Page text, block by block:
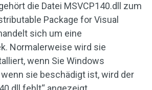
die Datei MSVCP140.dll zum
Package for Visual
sich um eine
Normalerweise wird sie
wenn Sie Windows
sie beschädigt ist, wird der